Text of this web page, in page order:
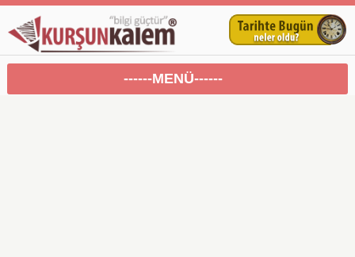
------MENÜ------